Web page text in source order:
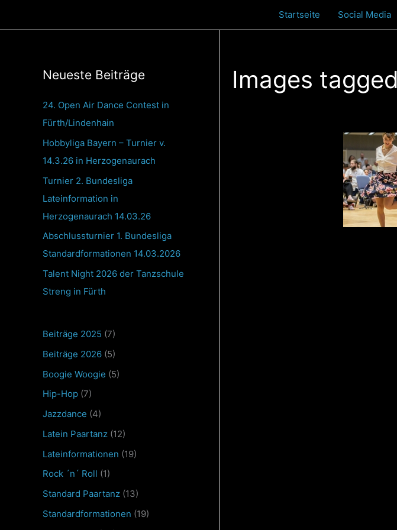
Startseite Social Media
Neueste Beiträge
24. Open Air Dance Contest in
Fürth/Lindenhain
Hobbyliga Bayern – Turnier v.
14.3.26 in Herzogenaurach
Turnier 2. Bundesliga
Lateinformation in
Herzogenaurach 14.03.26
Abschlussturnier 1. Bundesliga
Standardformationen 14.03.2026
Talent Night 2026 der Tanzschule
Streng in Fürth
Beiträge 2025 (7)
Beiträge 2026 (5)
Boogie Woogie (5)
Hip-Hop (7)
Jazzdance (4)
Latein Paartanz (12)
Lateinformationen (19)
Rock ´n´ Roll (1)
Standard Paartanz (13)
Standardformationen (19)
Images